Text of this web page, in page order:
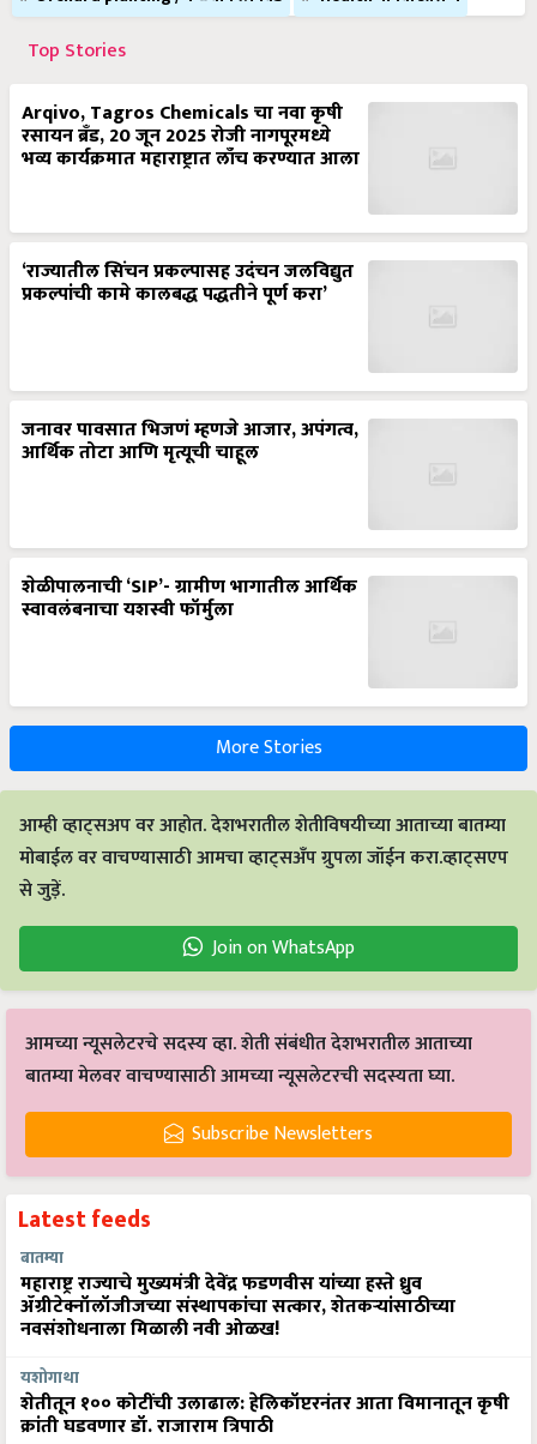
Top Stories
Arqivo, Tagros Chemicals चा नवा कृषी
रसायन ब्रँड, 20 जून 2025 रोजी नागपूरमध्ये
भव्य कार्यक्रमात महाराष्ट्रात लाँच करण्यात आला
‘राज्यातील सिंचन प्रकल्पासह उदंचन जलविद्युत
प्रकल्पांची कामे कालबद्ध पद्धतीने पूर्ण करा’
जनावर पावसात भिजणं म्हणजे आजार, अपंगत्व,
आर्थिक तोटा आणि मृत्यूची चाहूल
शेळीपालनाची ‘SIP’- ग्रामीण भागातील आर्थिक
स्वावलंबनाचा यशस्वी फॉर्मुला
More Stories
आम्ही व्हाट्सअप वर आहोत. देशभरातील शेतीविषयीच्या आताच्या बातम्या
मोबाईल वर वाचण्यासाठी आमचा व्हाट्सअँप ग्रुपला जॉईन करा.व्हाट्सएप
से जुड़ें.
Join on WhatsApp
आमच्या न्यूसलेटरचे सदस्य व्हा. शेती संबंधीत देशभरातील आताच्या
बातम्या मेलवर वाचण्यासाठी आमच्या न्यूसलेटरची सदस्यता घ्या.
Subscribe Newsletters
Latest feeds
बातम्या
महाराष्ट्र राज्याचे मुख्यमंत्री देवेंद्र फडणवीस यांच्या हस्ते ध्रुव
ॲग्रीटेक्नॉलॉजीजच्या संस्थापकांचा सत्कार, शेतकऱ्यांसाठीच्या
नवसंशोधनाला मिळाली नवी ओळख!
यशोगाथा
शेतीतून १०० कोटींची उलाढाल: हेलिकॉप्टरनंतर आता विमानातून कृषी
क्रांती घडवणार डॉ. राजाराम त्रिपाठी